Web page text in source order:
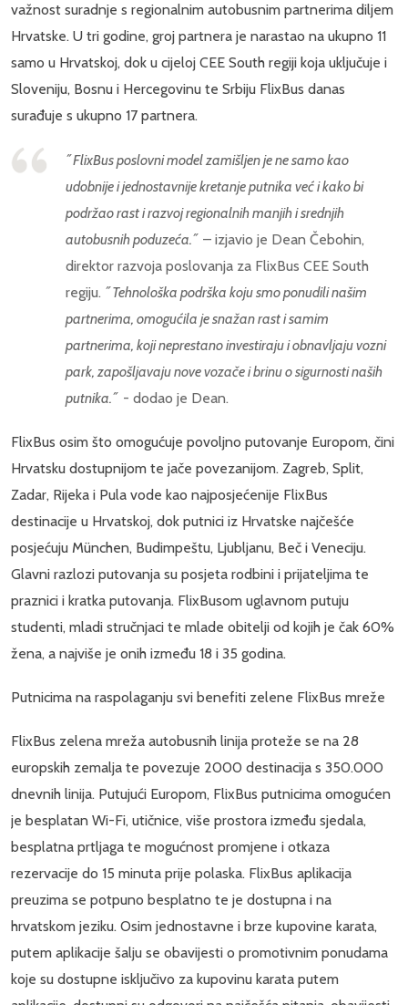
važnost suradnje s regionalnim autobusnim partnerima diljem
Hrvatske. U tri godine, groj partnera je narastao na ukupno 11
samo u Hrvatskoj, dok u cijeloj CEE South regiji koja uključuje i
Sloveniju, Bosnu i Hercegovinu te Srbiju FlixBus danas
surađuje s ukupno 17 partnera.
˝FlixBus poslovni model zamišljen je ne samo kao
udobnije i jednostavnije kretanje putnika već i kako bi
podržao rast i razvoj regionalnih manjih i srednjih
autobusnih poduzeća.˝ – izjavio je Dean Čebohin,
direktor razvoja poslovanja za FlixBus CEE South
regiju. ˝Tehnološka podrška koju smo ponudili našim
partnerima, omogućila je snažan rast i samim
partnerima, koji neprestano investiraju i obnavljaju vozni
park, zapošljavaju nove vozače i brinu o sigurnosti naših
putnika.˝ - dodao je Dean.
FlixBus osim što omogućuje povoljno putovanje Europom, čini
Hrvatsku dostupnijom te jače povezanijom. Zagreb, Split,
Zadar, Rijeka i Pula vode kao najposjećenije FlixBus
destinacije u Hrvatskoj, dok putnici iz Hrvatske najčešće
posjećuju München, Budimpeštu, Ljubljanu, Beč i Veneciju.
Glavni razlozi putovanja su posjeta rodbini i prijateljima te
praznici i kratka putovanja. FlixBusom uglavnom putuju
studenti, mladi stručnjaci te mlade obitelji od kojih je čak 60%
žena, a najviše je onih između 18 i 35 godina.
Putnicima na raspolaganju svi benefiti zelene FlixBus mreže
FlixBus zelena mreža autobusnih linija proteže se na 28
europskih zemalja te povezuje 2000 destinacija s 350.000
dnevnih linija. Putujući Europom, FlixBus putnicima omogućen
je besplatan Wi-Fi, utičnice, više prostora između sjedala,
besplatna prtljaga te mogućnost promjene i otkaza
rezervacije do 15 minuta prije polaska. FlixBus aplikacija
preuzima se potpuno besplatno te je dostupna i na
hrvatskom jeziku. Osim jednostavne i brze kupovine karata,
putem aplikacije šalju se obavijesti o promotivnim ponudama
koje su dostupne isključivo za kupovinu karata putem